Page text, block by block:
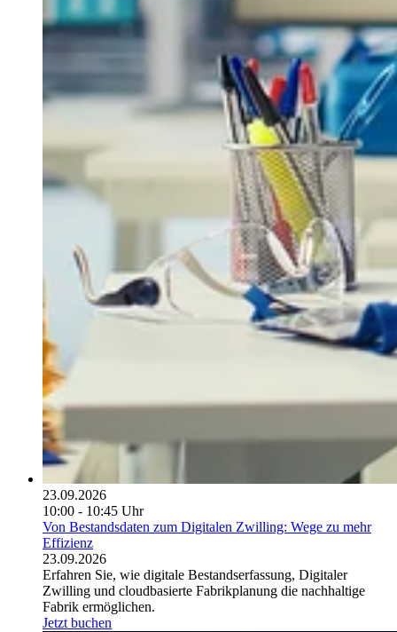
23.09.2026
10:00 - 10:45 Uhr
Von Bestandsdaten zum Digitalen Zwilling: Wege zu mehr
Effizienz
23.09.2026
Erfahren Sie, wie digitale Bestandserfassung, Digitaler
Zwilling und cloudbasierte Fabrikplanung die nachhaltige
Fabrik ermöglichen.
Jetzt buchen